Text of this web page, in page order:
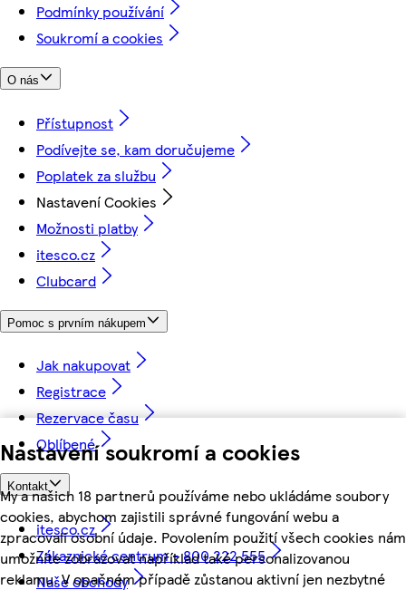
Nastavení soukromí a cookies
My a našich 18 partnerů používáme nebo ukládáme soubory
cookies, abychom zajistili správné fungování webu a
zpracovali osobní údaje. Povolením použití všech cookies nám
umožníte zobrazovat například také personalizovanou
reklamu. V opačném případě zůstanou aktivní jen nezbytné
Podmínky používání
Soukromí a cookies
O nás
Přístupnost
Podívejte se, kam doručujeme
Poplatek za službu
Nastavení Cookies
Možnosti platby
itesco.cz
Clubcard
Pomoc s prvním nákupem
Jak nakupovat
Registrace
Rezervace času
Oblíbené
Kontakt
itesco.cz
Zákaznické centrum - 800 222 555
Naše obchody